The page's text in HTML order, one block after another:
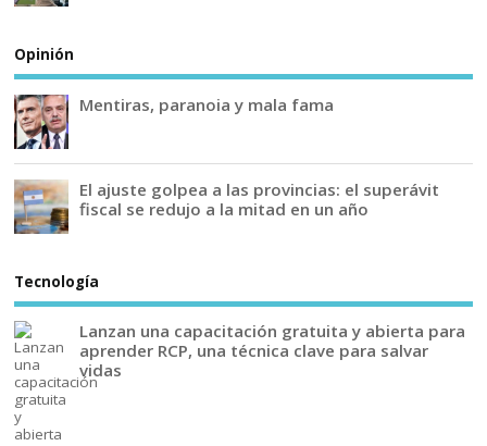
Opinión
Mentiras, paranoia y mala fama
El ajuste golpea a las provincias: el superávit
fiscal se redujo a la mitad en un año
Tecnología
Lanzan una capacitación gratuita y abierta para
aprender RCP, una técnica clave para salvar
vidas